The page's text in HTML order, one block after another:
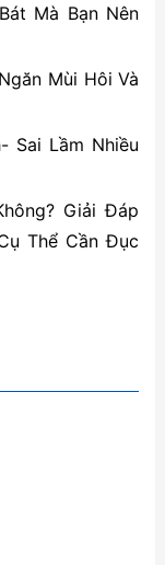
Mà Bạn Nên
Mùi Hôi Và
Sai Lầm Nhiều
Giải Đáp
Thể Cần Đục